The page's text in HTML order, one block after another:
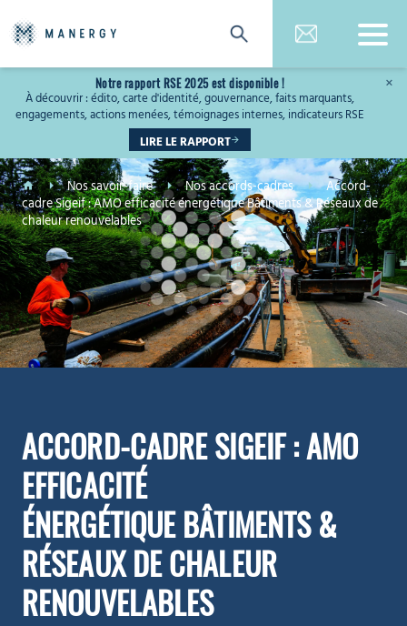
Nos savoir-faire Nos accords-cadres
Accord-
cadre Sigeif : AMO efficacité énergétique Bâtiments & Réseaux de
chaleur renouvelables
Notre rapport RSE 2025 est disponible !
À découvrir : édito, carte d'identité, gouvernance, faits marquants,
engagements, actions menées, témoignages internes, indicateurs RSE
LIRE LE RAPPORT
×
ACCORD-CADRE SIGEIF : AMO
EFFICACITÉ
ÉNERGÉTIQUE BÂTIMENTS &
RÉSEAUX DE CHALEUR
RENOUVELABLES